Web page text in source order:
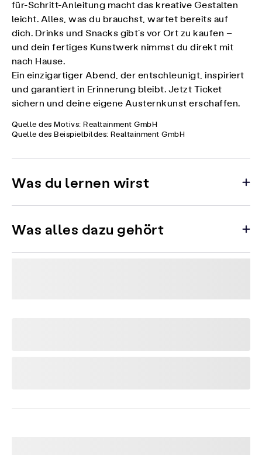
für-Schritt-Anleitung macht das kreative Gestalten
leicht. Alles, was du brauchst, wartet bereits auf
dich. Drinks und Snacks gibt’s vor Ort zu kaufen –
und dein fertiges Kunstwerk nimmst du direkt mit
nach Hause.
Ein einzigartiger Abend, der entschleunigt, inspiriert
und garantiert in Erinnerung bleibt. Jetzt Ticket
sichern und deine eigene Austernkunst erschaffen.
Quelle des Motivs: Realtainment GmbH
Quelle des Beispielbildes: Realtainment GmbH
Was du lernen wirst
Was alles dazu gehört